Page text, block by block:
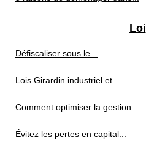
Loi
Défiscaliser sous le...
Lois Girardin industriel et...
Comment optimiser la gestion...
Évitez les pertes en capital...